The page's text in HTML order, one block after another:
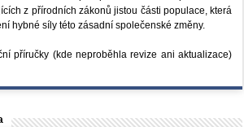
z přírodních zákonů jistou části populace, která
hybné síly této zásadní společenské změny.
příručky (kde neproběhla revize ani aktualizace)